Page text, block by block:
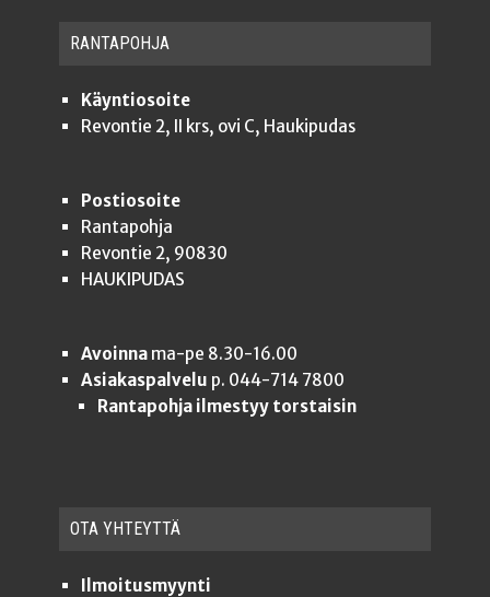
RAN­TA­POH­JA
Käyntiosoite
Revontie 2, II krs, ovi C, Haukipudas
Postiosoite
Rantapohja
Revontie 2, 90830
HAUKIPUDAS
Avoinnama-pe 8.30-16.00
Asiakaspalvelu p. 044-714 7800
Rantapohja ilmestyy torstaisin
OTA YHTEYT­TÄ
Ilmoitusmyynti